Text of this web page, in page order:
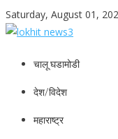
Skip
to
Saturday, August 01,
lokhit news3
lokhit news 3
चालू घडामोडी
देश/विदेश
महाराष्ट्र